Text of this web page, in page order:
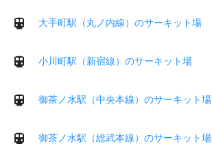
大手町駅（丸ノ内線）のサーキット場
小川町駅（新宿線）のサーキット場
御茶ノ水駅（中央本線）のサーキット場
御茶ノ水駅（総武本線）のサーキット場